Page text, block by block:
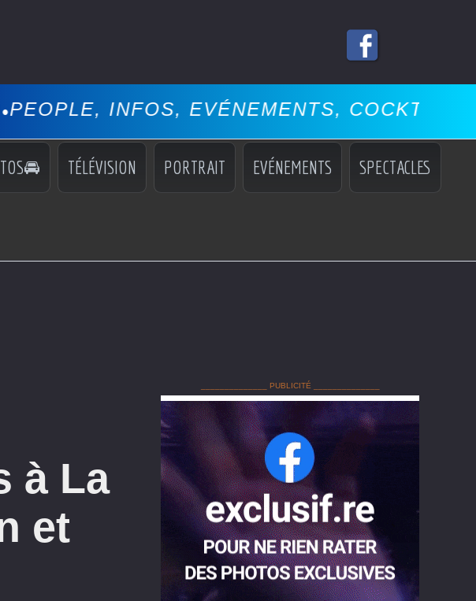
INFOS, EVÉNEMENTS, COCKTAILS, MISS,
TÉLÉVISION PORTRAIT EVÉNEMENTS SPECTACLES
à La
et
______________ PUBLICITÉ ______________